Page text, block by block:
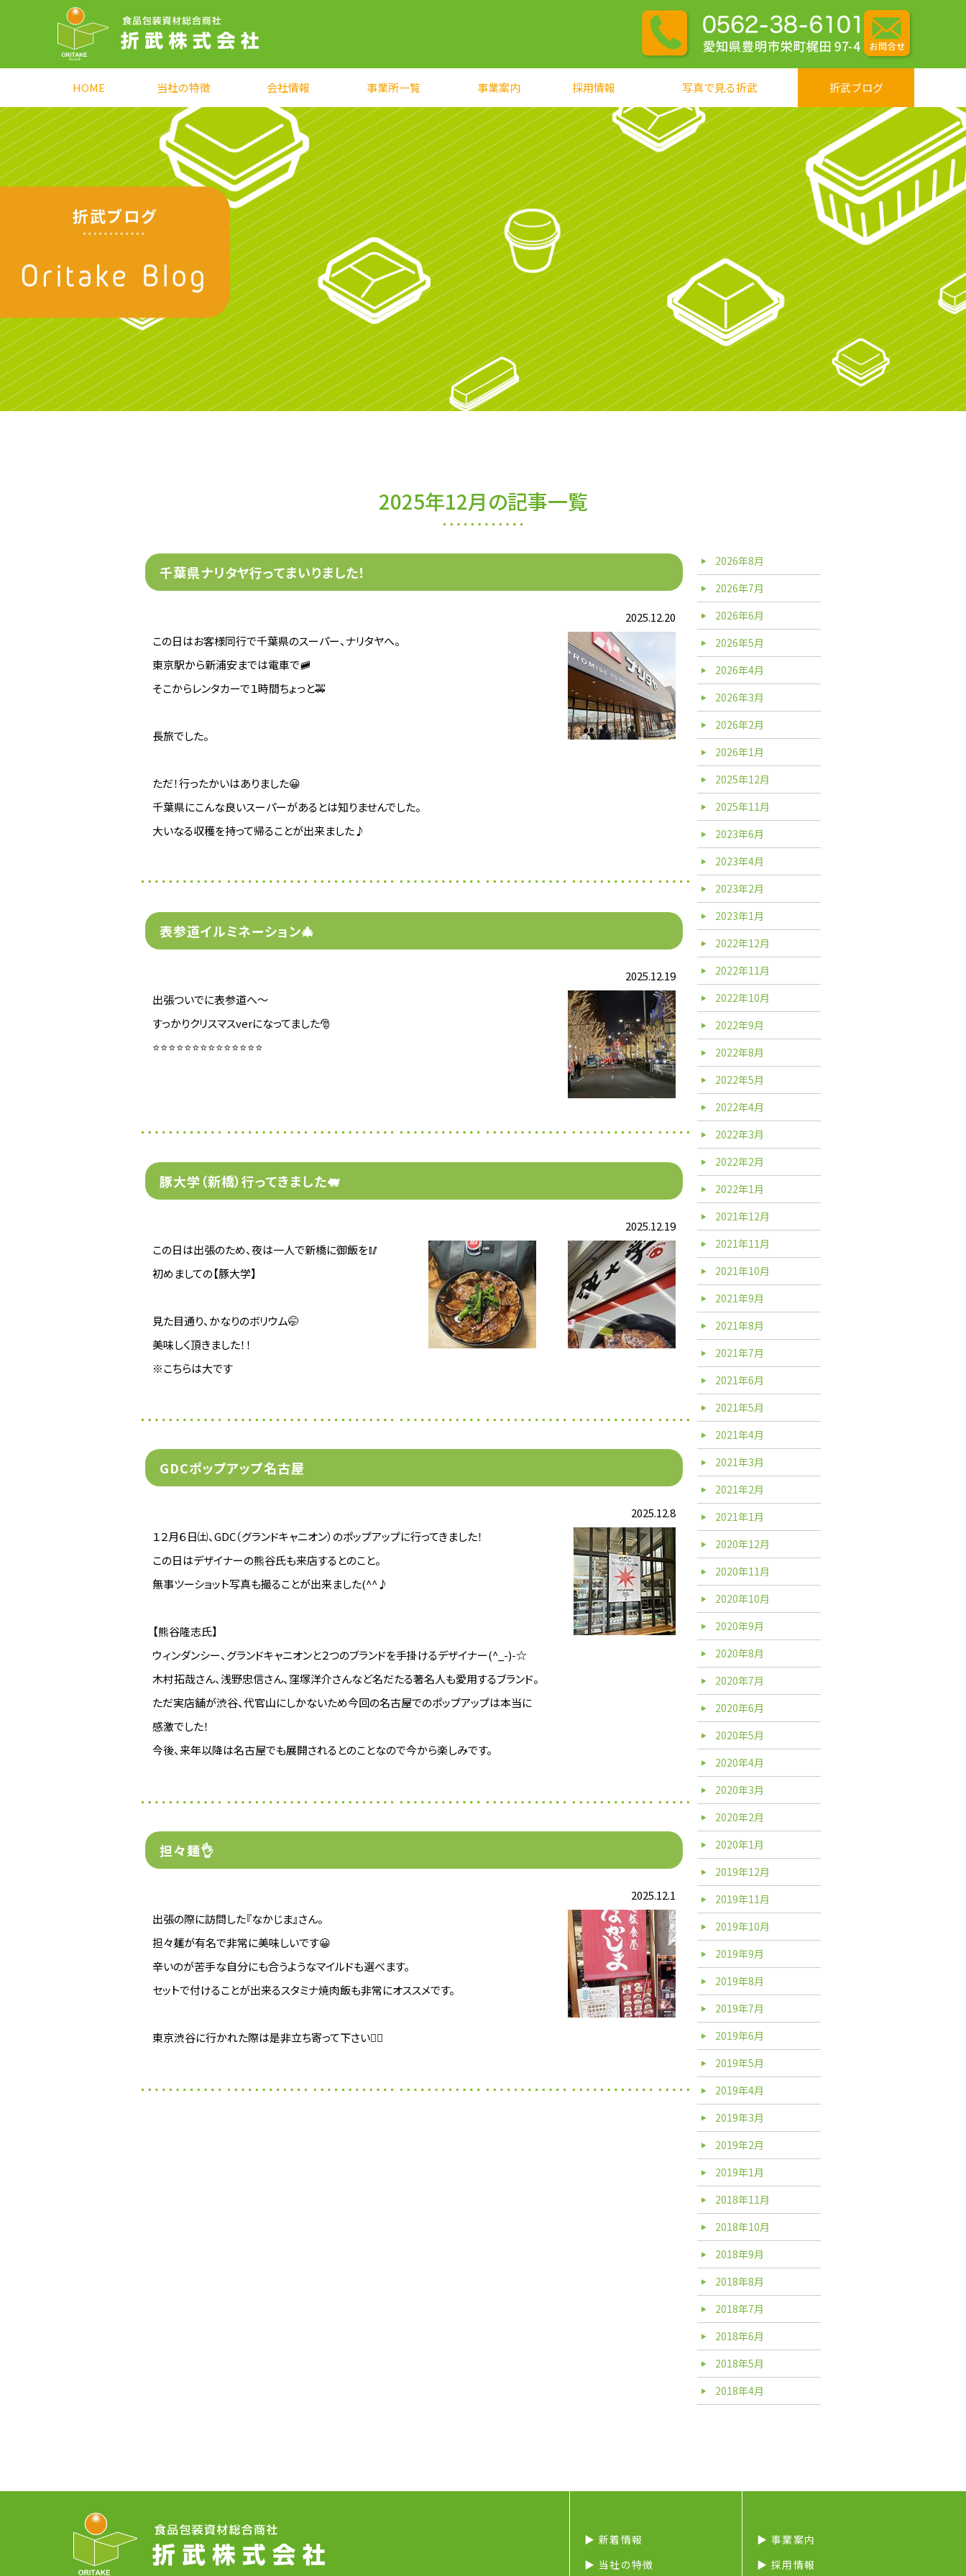
HOME 当社の特徴 会社情報 事業所一覧 事業案内 採用情報 写真で見る折武 折武ブログ
折武ブログ
2025年12月の記事一覧
千葉県ナリタヤ行ってまいりました！
2025.12.20
この日はお客様同行で千葉県のスーパー、ナリタヤへ。
東京駅から新浦安までは電車で🚞
そこからレンタカーで１時間ちょっと🚕
長旅でした。
ただ！行ったかいはありました😀
千葉県にこんな良いスーパーがあるとは知りませんでした。
大いなる収穫を持って帰ることが出来ました♪
表参道イルミネーション🎄
2025.12.19
出張ついでに表参道へ～
すっかりクリスマスverになってました🎅
⭐⭐⭐⭐⭐⭐⭐⭐⭐⭐⭐⭐⭐⭐
豚大学（新橋）行ってきました🐖
2025.12.19
この日は出張のため、夜は一人で新橋に御飯を🥢
初めましての【豚大学】
見た目通り、かなりのボリウム🤭
美味しく頂きました！！
※こちらは大です
GDCポップアップ名古屋
2025.12.8
１２月６日㈯、GDC（グランドキャニオン）のポップアップに行ってきました！
この日はデザイナーの熊谷氏も来店するとのこと。
無事ツーショット写真も撮ることが出来ました(^^♪
【熊谷隆志氏】
ウィンダンシー、グランドキャニオンと２つのブランドを手掛けるデザイナー(^_-)-☆
木村拓哉さん、浅野忠信さん、窪塚洋介さんなど名だたる著名人も愛用するブランド。
ただ実店舗が渋谷、代官山にしかないため今回の名古屋でのポップアップは本当に
感激でした！
今後、来年以降は名古屋でも展開されるとのことなので今から楽しみです。
担々麺👌
2025.12.1
出張の際に訪問した『なかじま』さん。
担々麺が有名で非常に美味しいです😀
辛いのが苦手な自分にも合うようなマイルドも選べます。
セットで付けることが出来るスタミナ焼肉飯も非常にオススメです。
東京渋谷に行かれた際は是非立ち寄って下さい💁‍♂️
2026年8月
2026年7月
2026年6月
2026年5月
2026年4月
2026年3月
2026年2月
2026年1月
2025年12月
2025年11月
2023年6月
2023年4月
2023年2月
2023年1月
2022年12月
2022年11月
2022年10月
2022年9月
2022年8月
2022年5月
2022年4月
2022年3月
2022年2月
2022年1月
2021年12月
2021年11月
2021年10月
2021年9月
2021年8月
2021年7月
2021年6月
2021年5月
2021年4月
2021年3月
2021年2月
2021年1月
2020年12月
2020年11月
2020年10月
2020年9月
2020年8月
2020年7月
2020年6月
2020年5月
2020年4月
2020年3月
2020年2月
2020年1月
2019年12月
2019年11月
2019年10月
2019年9月
2019年8月
2019年7月
2019年6月
2019年5月
2019年4月
2019年3月
2019年2月
2019年1月
2018年11月
2018年10月
2018年9月
2018年8月
2018年7月
2018年6月
2018年5月
2018年4月
▶︎ 新着情報
▶︎ 当社の特徴
▶︎ 事業案内
▶︎ 採用情報